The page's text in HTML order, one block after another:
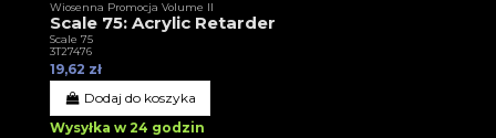
Wiosenna Promocja Volume II
Scale 75: Acrylic Retarder
Scale 75
3T27476
19,62 zł
Dodaj do koszyka
Wysyłka w 24 godzin